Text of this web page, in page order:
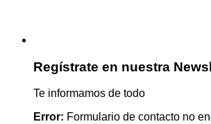
Regístrate en nuestra
Te informamos de todo
Error: Formulario de contacto no